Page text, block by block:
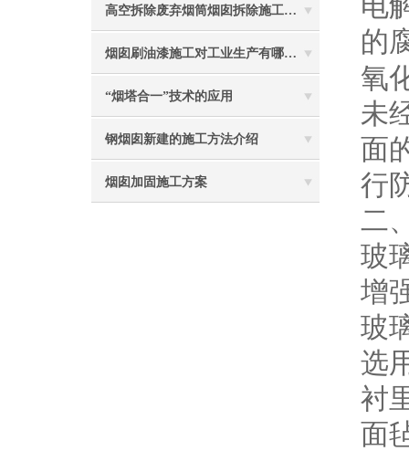
高空拆除废弃烟筒烟囱拆除施工措施 ：
烟囱刷油漆施工对工业生产有哪些效能？
“烟塔合一”技术的应用
钢烟囱新建的施工方法介绍
烟囱加固施工方案
的
氧
未
面
行
二
玻
增
玻
选
衬
面